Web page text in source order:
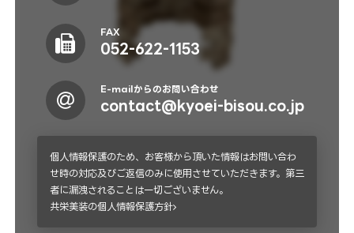
FAX
052-622-1153
E-mailからのお問い合わせ
contact@kyoei-bisou.co.jp
個人情報保護のため、お客様から頂いた情報はお問い合わ
せ時の対応及びご返信のみに使用させていただきます。第三
者に漏洩されることは一切ございません。
共栄美装の個人情報保護方針